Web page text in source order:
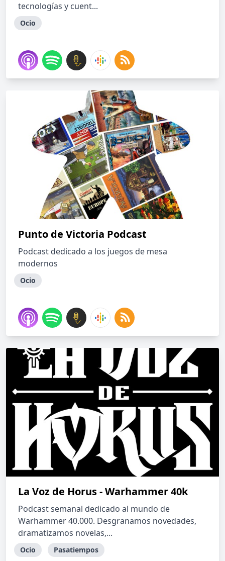
tecnologías y cuent...
Ocio
Punto de Victoria Podcast
Podcast dedicado a los juegos de mesa
modernos
Ocio
La Voz de Horus - Warhammer 40k
Podcast semanal dedicado al mundo de
Warhammer 40.000. Desgranamos novedades,
dramatizamos novelas,...
Ocio Pasatiempos